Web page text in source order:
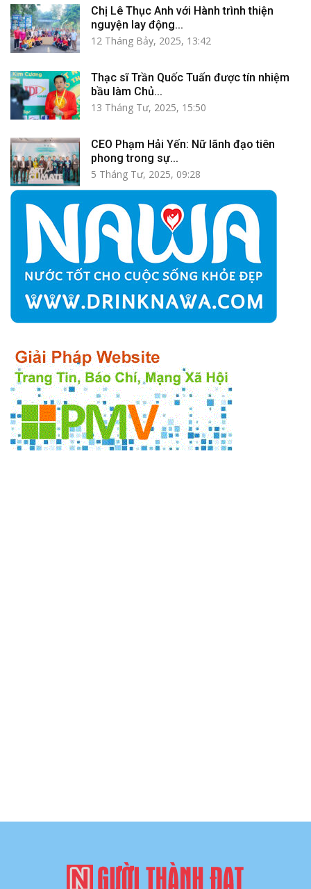
Chị Lê Thục Anh với Hành trình thiện
nguyện lay động...
12 Tháng Bảy, 2025, 13:42
Thạc sĩ Trần Quốc Tuấn được tín nhiệm
bầu làm Chủ...
13 Tháng Tư, 2025, 15:50
CEO Phạm Hải Yến: Nữ lãnh đạo tiên
phong trong sự...
5 Tháng Tư, 2025, 09:28